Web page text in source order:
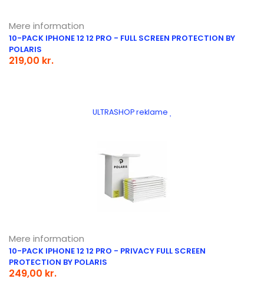
Mere information
10-PACK IPHONE 12 12 PRO - FULL SCREEN PROTECTION BY
POLARIS
219,00 kr.
ULTRASHOP reklame
Mere information
10-PACK IPHONE 12 12 PRO - PRIVACY FULL SCREEN
PROTECTION BY POLARIS
249,00 kr.